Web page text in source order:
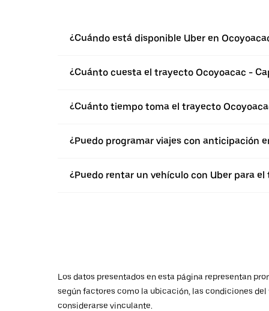
¿Cuándo está disponible Uber en
¿Cuánto cuesta el trayecto Ocoyoacac -
¿Cuánto tiempo toma el trayecto
¿Puedo programar viajes con anticipación
¿Puedo rentar un vehículo con Uber para
Los datos presentados en esta página representan
según factores como la ubicación, las condiciones
considerarse vinculante.